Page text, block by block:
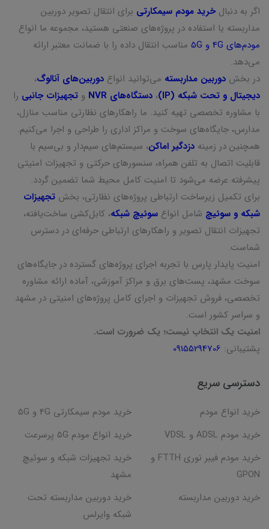
اگر به دنبالخرید مودم سیمکارتی برای انتقال تصویر دوربین
مداربسته یا استفاده در پروژه‌های صنعتی هستید، مجموعه ما انواع
مودم‌های 4G و 5G
مناسب انتقال داده را با ضمانت معتبر ارائه
می‌دهد.
در بخش دوربین مداربسته می‌توانید انواع دوربین‌های آنالوگ،
دیجیتال و تحت شبکه (IP)
، دستگاه‌های NVR و تجهیزات جانبی را
با مشاوره تخصصی تهیه کنید. ما راهکارهای نظارتی مناسب منازل،
مدارس، جایگاه‌های سوخت و مراکز اداری را طراحی و اجرا می‌کنیم.
همچنین در زمینه دزدگیر اماکن، سیستم‌های سیم‌دار و بی‌سیم با
قابلیت اتصال به تلفن همراه، سنسورهای حرکتی و تجهیزات امنیتی
پیشرفته عرضه می‌شود تا امنیت کامل محیط شما تضمین گردد.
برای تکمیل زیرساخت ارتباطی پروژه‌های نظارتی، بخش تجهیزات
شبکه و سوئیچ شامل انواع سوئیچ شبکه، کابل‌کشی ساخت‌یافته،
تجهیزات انتقال تصویر و راهکارهای ارتباطی حرفه‌ای در دسترس
شماست.
امنیت پایدار پارس با تجربه اجرای پروژه‌های گسترده در جایگاه‌های
سوخت مشهد، پست‌های برق و مراکز آموزشی، آماده ارائه مشاوره
تخصصی، فروش تجهیزات و اجرای کامل پروژه‌های امنیتی در مشهد
و سراسر کشور است.
امنیت یک انتخاب نیست؛ یک ضرورت است.
پشتیبانی: 09155294706
دسترسی سریع
خرید انواع مودم
خرید مودم سیمکارتی 4G و 5G
خرید مودم ADSL و VDSL
خرید انواع مودم 5G پرسرعت
خرید مودم فیبر نوری FTTH و
GPON
خرید تجهیزات شبکه و سوئیچ
مشهد
خرید دوربین مداربسته
خرید دوربین مداربسته تحت
شبکه وایرلس